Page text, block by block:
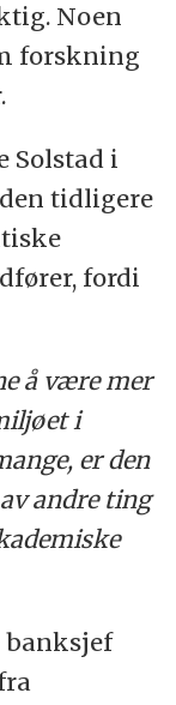
Noen
forskning
Solstad i
tidligere
fordi
å være mer
i
er den
andre ting
banksjef